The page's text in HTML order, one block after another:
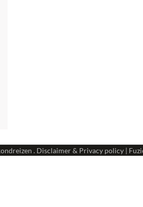
. Disclaimer & Privacy policy|